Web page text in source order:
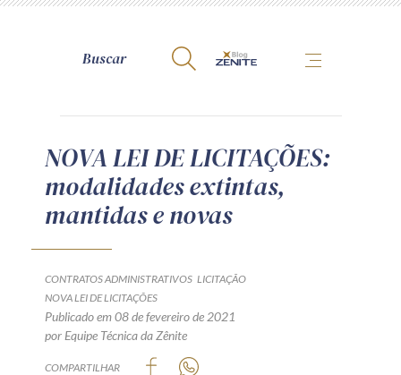
A Zênite
Como publicar conosco
Site da Zênite
Termos de uso
Política de Privacidade
Guia de Direitos dos Titulares de Dados
Encarregado (contato)
NOVA LEI DE LICITAÇÕES:
modalidades extintas,
mantidas e novas
CONTRATOS ADMINISTRATIVOS LICITAÇÃO
NOVA LEI DE LICITAÇÕES
Publicado em 08 de fevereiro de 2021
por Equipe Técnica da Zênite
COMPARTILHAR